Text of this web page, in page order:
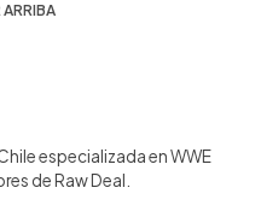
ARRIBA
especializada en WWE
de Raw Deal.